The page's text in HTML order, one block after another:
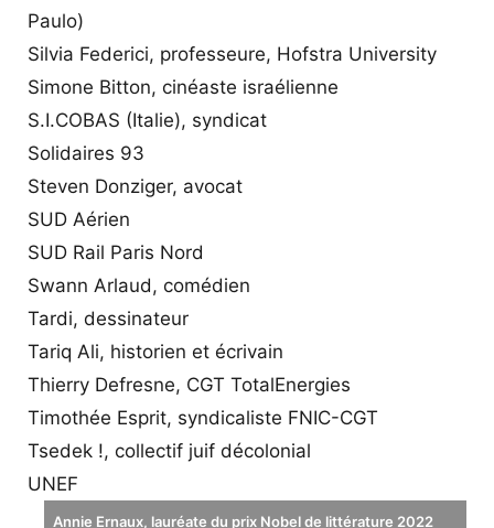
Paulo)
Silvia Federici, professeure, Hofstra University
Simone Bitton, cinéaste israélienne
S.I.COBAS (Italie), syndicat
Solidaires 93
Steven Donziger, avocat
SUD Aérien
SUD Rail Paris Nord
Swann Arlaud, comédien
Tardi, dessinateur
Tariq Ali, historien et écrivain
Thierry Defresne, CGT TotalEnergies
Timothée Esprit, syndicaliste FNIC-CGT
Tsedek !, collectif juif décolonial
UNEF
Annie Ernaux, lauréate du prix Nobel de littérature 2022